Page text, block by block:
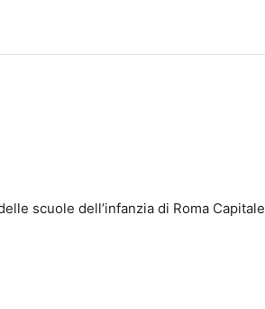
scuole dell’infanzia di Roma Capitale